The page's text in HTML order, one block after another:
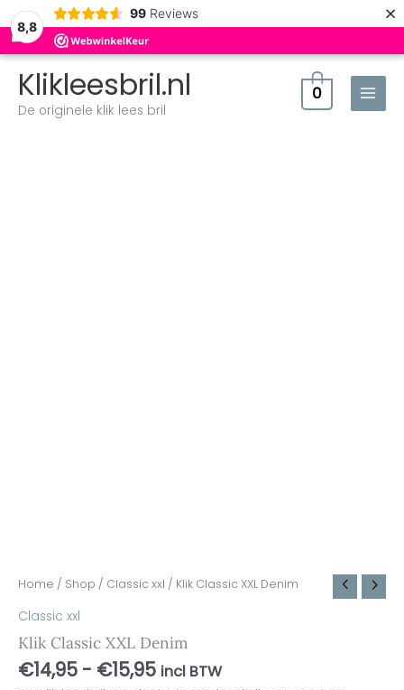
8,8
99 Reviews ×
Klikleesbril.nl
De originele klik lees bril
0
Home / Shop / Classic xxl / Klik Classic XXL Denim
Classic xxl
Klik Classic XXL Denim
€14,95 - €15,95 incl BTW